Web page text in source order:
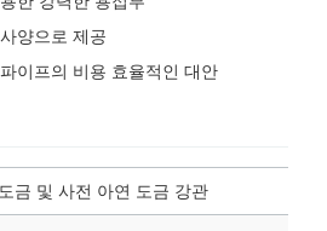
양으로 제공
이프의 비용 효율적인 대안
금 및 사전 아연 도금 강관